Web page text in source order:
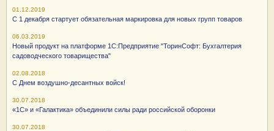
01.12.2019
С 1 декабря стартует обязательная маркировка для новых групп товаров
06.03.2019
Новый продукт на платформе 1С:Предприятие "ТоринСофт: Бухгалтерия
садоводческого товарищества"
02.08.2018
С Днем воздушно-десантных войск!
30.07.2018
«1С» и «Галактика» объединили силы ради российской оборонки
30.07.2018